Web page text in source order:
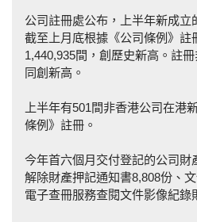
公司註冊處公布，上半年新成立
截至上月底根據《公司條例》註
1,440,935間，創歷史新高。註
同創新高。
上半年有501間非香港公司在港
條例》註冊。
今年首六個月交付登記的公司財
解除財產押記通知書8,808份、
電子查冊服務查閱文件影像紀錄